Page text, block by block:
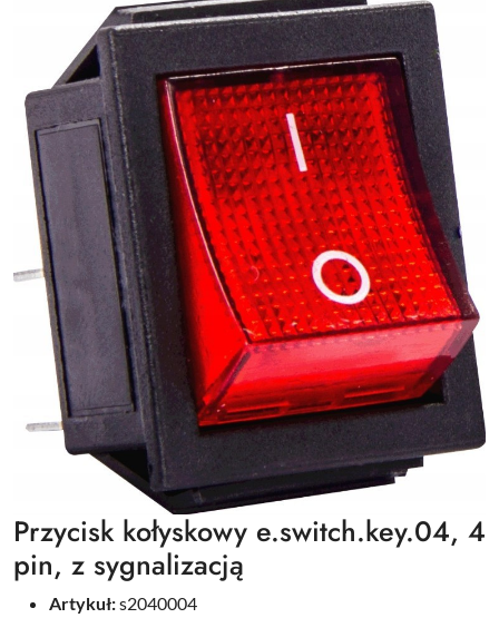
Przycisk kołyskowy e.switch.key.04, 4
pin, z sygnalizacją
Artykuł:s2040004